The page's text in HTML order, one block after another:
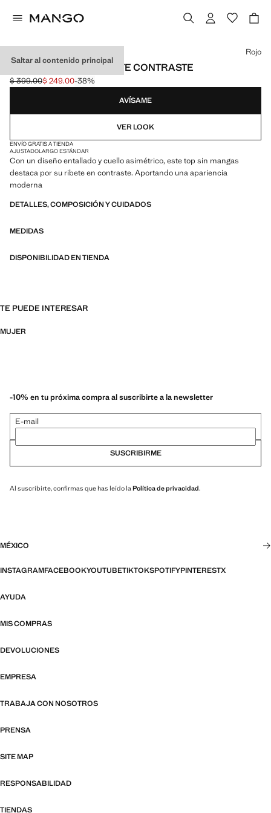
Saltar al contenido principal
TOP ASIMÉTRICO RIBETE CONTRASTE
Precio inicial tachado [$ 399.00 ]
$ 399.00
Precio actual [$ 249.00 ]
$ 249.00-38%
Selecciona un color
Rojo
AVÍSAME
VER LOOK
ENVÍO GRATIS A TIENDA
AJUSTADOLARGO ESTÁNDAR
Con un diseño entallado y cuello asimétrico, este top sin mangas
destaca por su ribete en contraste. Aportando una apariencia
moderna
DETALLES, COMPOSICIÓN Y CUIDADOS
MEDIDAS
DISPONIBILIDAD EN TIENDA
TE PUEDE INTERESAR
MUJER
-10% en tu próxima compra al suscribirte a la newsletter
E-mail
SUSCRIBIRME
Al suscribirte, confirmas que has leído la Política de privacidad.
MÉXICO
INSTAGRAMFACEBOOKYOUTUBETIKTOKSPOTIFYPINTERESTX
AYUDA
MIS COMPRAS
DEVOLUCIONES
EMPRESA
TRABAJA CON NOSOTROS
PRENSA
SITE MAP
RESPONSABILIDAD
TIENDAS